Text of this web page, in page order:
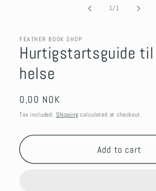
1/of1
FEATHER BOOK SHOP
Hurtigstartsguide til
helse
Regular
price
0,00 NOK
Tax included. Shipping calculated at checkout.
Add to cart